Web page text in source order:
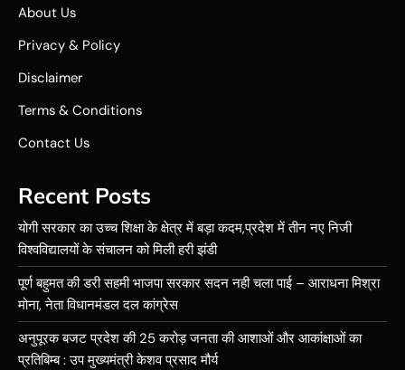
About Us
Privacy & Policy
Disclaimer
Terms & Conditions
Contact Us
Recent Posts
योगी सरकार का उच्च शिक्षा के क्षेत्र में बड़ा कदम,प्रदेश में तीन नए निजी
विश्वविद्यालयों के संचालन को मिली हरी झंडी
पूर्ण बहुमत की डरी सहमी भाजपा सरकार सदन नही चला पाई – आराधना मिश्रा
मोना, नेता विधानमंडल दल कांग्रेस
अनुपूरक बजट प्रदेश की 25 करोड़ जनता की आशाओं और आकांक्षाओं का
प्रतिबिम्ब : उप मुख्यमंत्री केशव प्रसाद मौर्य